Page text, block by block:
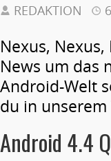
REDAKTION
Nexus,
News um das
Android-Welt
du in
Android 4.4